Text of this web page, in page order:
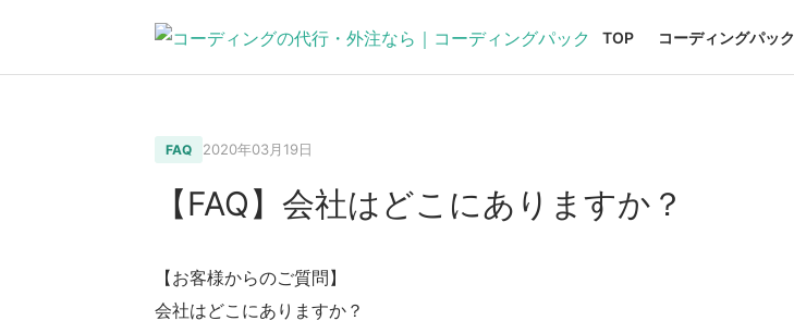
TOP コーディングパック
FAQ 2020年03月19日
【FAQ】会社はどこにありますか？
【お客様からのご質問】
会社はどこにありますか？